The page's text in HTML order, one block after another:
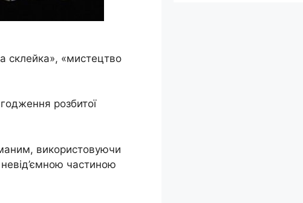
склейка», «мистецтво
розбитої
використовуючи
частиною